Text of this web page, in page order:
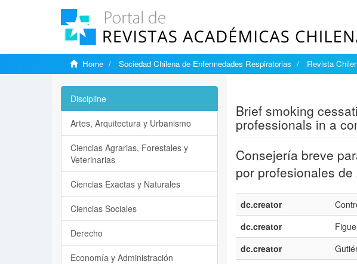
Home Sociedad Chilena de Enfermedades Respiratorias Revista
Brief smoking
professionals in a
Consejería breve
por profesionales
dc.creator
dc.creator
dc.creator
Discipline
Artes, Arquitectura y Urbanismo
Ciencias Agrarias, Forestales y
Veterinarias
Ciencias Exactas y Naturales
Ciencias Sociales
Derecho
Economía y Administración